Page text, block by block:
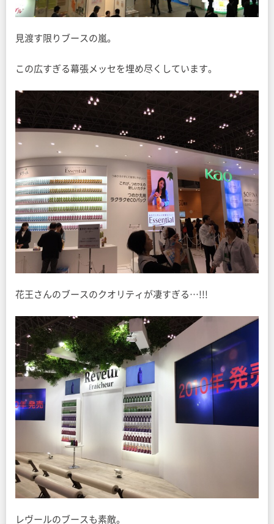
見渡す限りブースの嵐。
この広すぎる幕張メッセを埋め尽くしています。
花王さんのブースのクオリティが凄すぎる…!!!
レヴールのブースも素敵。